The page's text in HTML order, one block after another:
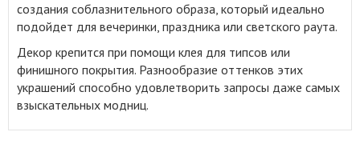
создания соблазнительного образа, который идеально
подойдет для вечеринки, праздника или светского раута.
Декор крепится при помощи клея для типсов или
финишного покрытия. Разнообразие оттенков этих
украшений способно удовлетворить запросы даже самых
взыскательных модниц.